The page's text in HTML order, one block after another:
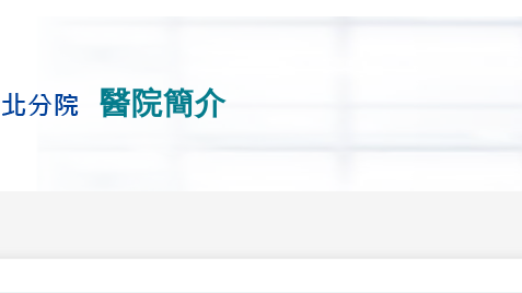
醫院簡介